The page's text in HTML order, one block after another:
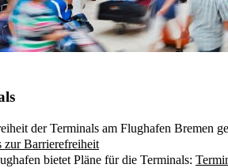
der Terminals am Flughafen Bremen
zur Barrierefreiheit
bietet Pläne für die Terminals: